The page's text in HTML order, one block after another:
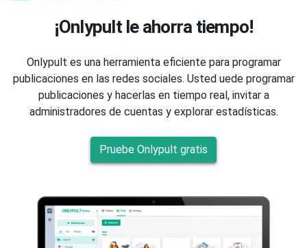
¡Onlypult le ahorra tiempo!
Onlypult es una herramienta eficiente para programar
publicaciones en las redes sociales. Usted uede programar
publicaciones y hacerlas en tiempo real, invitar a
administradores de cuentas y explorar estadísticas.
Pruebe Onlypult gratis